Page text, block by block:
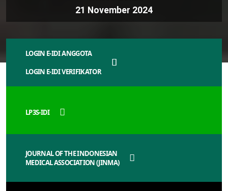
LOGIN E-IDI ANGGOTA
LOGIN E-IDI VERIFIKATOR
LP3S-IDI
JOURNAL OF THE INDONESIAN
MEDICAL ASSOCIATION (JINMA)